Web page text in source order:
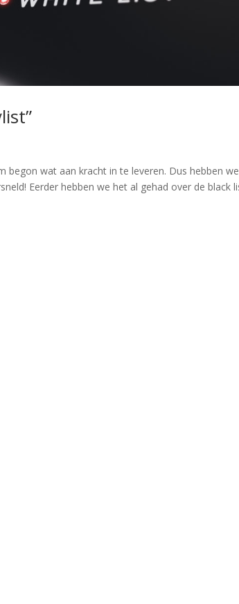
begon wat aan kracht in te leveren. Dus hebben we
Eerder hebben we het al gehad over de black